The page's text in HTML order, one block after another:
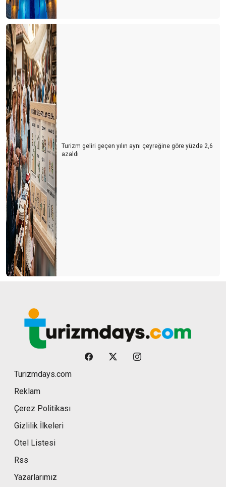
Turizm geliri geçen yılın aynı çeyreğine göre yüzde 2,6
azaldı
Turizmdays.com
Reklam
Çerez Politikası
Gizlilik İlkeleri
Otel Listesi
Rss
Yazarlarımız